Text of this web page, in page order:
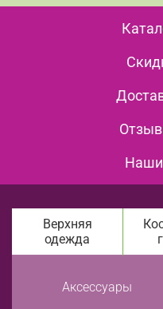
Верхняя
одежда
Аксессуары